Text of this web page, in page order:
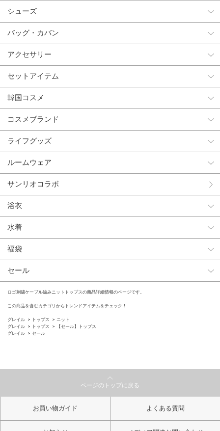
シューズ
バッグ・カバン
アクセサリー
セットアイテム
韓国コスメ
コスメブランド
ライフグッズ
ルームウェア
サンリオコラボ
浴衣
水着
福袋
セール
ロゴ刺繍ケーブル編みニットトップスの商品詳細情報のページです。
この商品を含むカテゴリからトレンドアイテムをチェック！
グレイル トップス
ニット
グレイル
トップス
【セール】トップス
グレイル
セール
ページのトップに戻る
お買い物ガイド よくある質問